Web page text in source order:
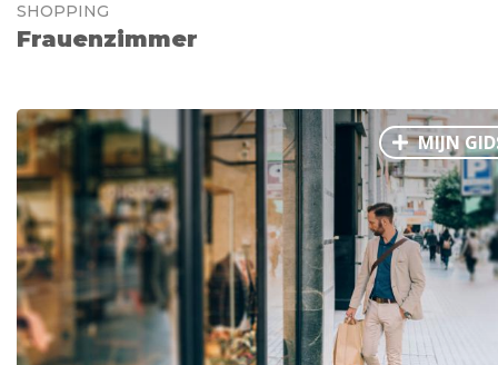
SHOPPING
Frauenzimmer
MIJN